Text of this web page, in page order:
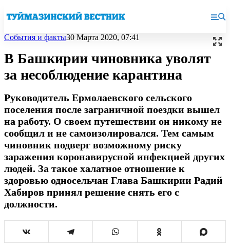
События и факты30 Марта 2020, 07:41
В Башкирии чиновника уволят
за несоблюдение карантина
Руководитель Ермолаевского сельского
поселения после заграничной поездки вышел
на работу. О своем путешествии он никому не
сообщил и не самоизолировался. Тем самым
чиновник подверг возможному риску
заражения коронавирусной инфекцией других
людей. За такое халатное отношение к
здоровью односельчан Глава Башкирии Радий
Хабиров принял решение снять его с
должности.